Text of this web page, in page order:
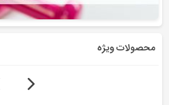
محصولات ویژه